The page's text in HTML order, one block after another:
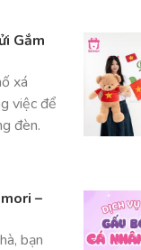
Gắm
xá
việc để
đèn.
–
bạn